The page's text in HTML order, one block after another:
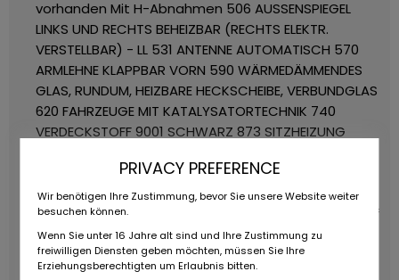
vorhanden Mit H-Abnahmen 506 AUSSENSPIEGEL
LINKS UND RECHTS BEHEIZBAR (RECHTS ELEKTR.
VERSTELLBAR) - LL 531 ANTENNE AUTOMATISCH 570
ARMLEHNE KLAPPBAR VORN 590 WÄRMEDÄMMENDES
GLAS, RUNDUM, HEIZBARE HECKSCHEIBE, VERBUNDGLAS
620 FAHRZEUGE MIT KATALYSATORTECHNIK 740
VERDECKSTOFF 9001 SCHWARZ 873 SITZHEIZUNG
ca. 5.000 EUR in Service und neue Reifen investiert.
Auf Wunsch tauschen wir auch die BBS-Felgen
gegen Original Mercedes-Benz Felgen.
Privatverkauf
im Kundenauftrag.ZUBEHÖRANGABEN OHNE GEWÄHR,
Änderungen, Zwischenverkauf und Irrtümer
vorbehalten!----.
PRIVACY PREFERENCE
Wir benötigen Ihre Zustimmung, bevor Sie unsere Website weiter
besuchen können.
Wenn Sie unter 16 Jahre alt sind und Ihre Zustimmung zu
freiwilligen Diensten geben möchten, müssen Sie Ihre
Erziehungsberechtigten um Erlaubnis bitten.